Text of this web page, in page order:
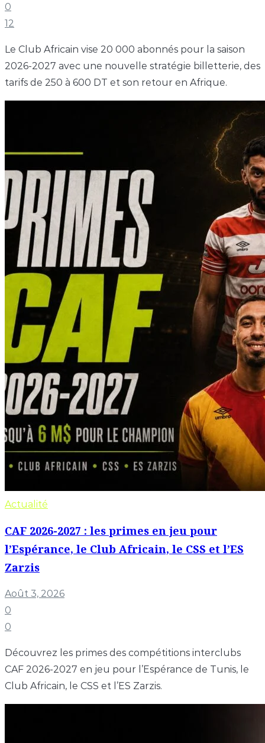
0
12
Le Club Africain vise 20 000 abonnés pour la saison
2026-2027 avec une nouvelle stratégie billetterie, des
tarifs de 250 à 600 DT et son retour en Afrique.
Actualité
CAF 2026-2027 : les primes en jeu pour
l’Espérance, le Club Africain, le CSS et l’ES
Zarzis
Août 3, 2026
0
0
Découvrez les primes des compétitions interclubs
CAF 2026-2027 en jeu pour l’Espérance de Tunis, le
Club Africain, le CSS et l’ES Zarzis.